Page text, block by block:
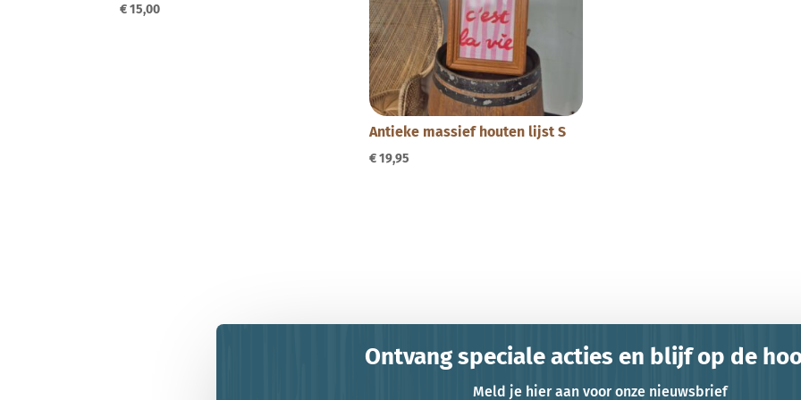
€15,00
Antieke massief houten lijst S
€19,95
Ontvang speciale acties en blijf op de
Meld je hier aan voor onze nieuwsbrief